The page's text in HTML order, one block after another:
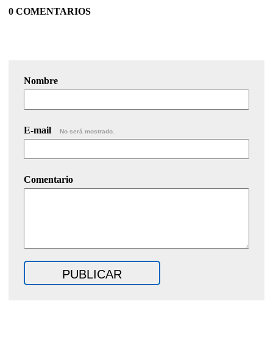
0 COMENTARIOS
Nombre
E-mail No será mostrado.
Comentario